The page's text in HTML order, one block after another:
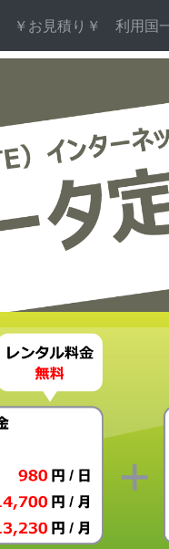
(current)
￥お見積り￥ 利用国